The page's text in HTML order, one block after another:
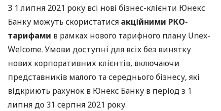
З 1 липня 2021 року всі нові бізнес-клієнти Юнекс
Банку можуть скористатися акційними РКО-
тарифами в рамках нового тарифного плану Unex-
Welcome. Умови доступні для всіх без винятку
нових корпоративних клієнтів, включаючи
представників малого та середнього бізнесу, які
відкриють рахунок в Юнекс Банку в період з 1
липня до 31 серпня 2021 року.